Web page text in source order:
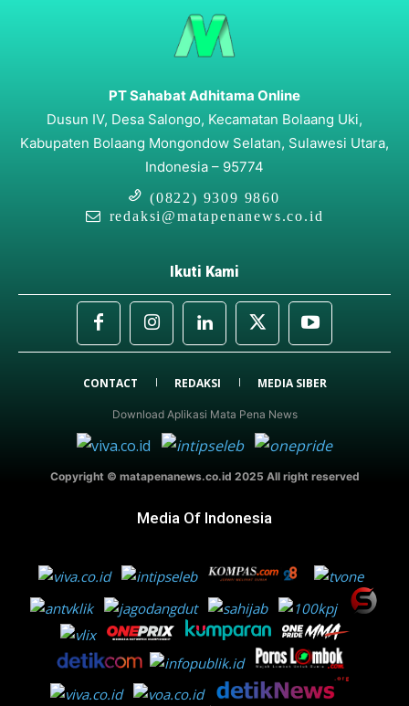
PT Sahabat Adhitama Online
Dusun IV, Desa Salongo, Kecamatan Bolaang Uki,
Kabupaten Bolaang Mongondow Selatan, Sulawesi Utara,
Indonesia – 95774
(0822) 9309 9860
redaksi@matapenanews.co.id
Ikuti Kami
CONTACT REDAKSI MEDIA SIBER
Download Aplikasi Mata Pena News
Copyright © matapenanews.co.id 2025 All right reserved
Media Of Indonesia